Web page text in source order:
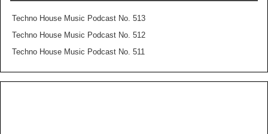
Techno House Music Podcast No. 513
Techno House Music Podcast No. 512
Techno House Music Podcast No. 511